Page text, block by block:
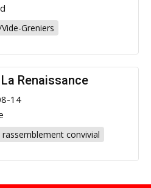
Greniers
Renaissance
14
convivial